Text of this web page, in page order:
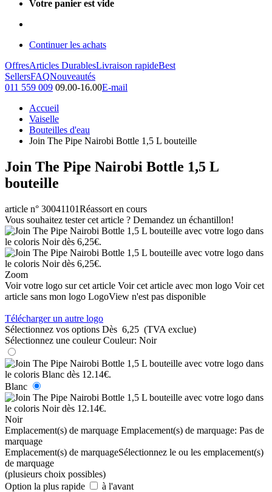
Votre panier est vide
Continuer les achats
OffresArticles DurablesLivraison rapideBest
SellersFAQNouveautés
011 559 009 09.00-16.00E-mail
Accueil
Vaiselle
Bouteilles d'eau
Join The Pipe Nairobi Bottle 1,5 L bouteille
Join The Pipe Nairobi Bottle 1,5 L
bouteille
article n° 30041101Réassort en cours
Vous souhaitez tester cet article ? Demandez un échantillon!
Zoom
Voir votre logo sur cet article Voir cet article avec mon logo Voir cet
article sans mon logo LogoView n'est pas disponible
Télécharger un autre logo
Sélectionnez vos options Dès 6,25 (TVA exclue)
Sélectionnez une couleur Couleur: Noir
Blanc
Noir
Emplacement(s) de marquage Emplacement(s) de marquage: Pas de
marquage
Emplacement(s) de marquageSélectionnez le ou les emplacement(s)
de marquage
(plusieurs choix possibles)
Option la plus rapide
à l'avant